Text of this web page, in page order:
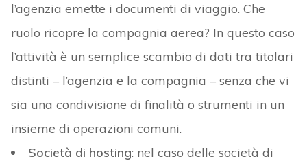
l’agenzia emette i documenti di viaggio. Che
ruolo ricopre la compagnia aerea? In questo caso
l’attività è un semplice scambio di dati tra titolari
distinti – l’agenzia e la compagnia – senza che vi
sia una condivisione di finalità o strumenti in un
insieme di operazioni comuni.
Società di hosting: nel caso delle società di